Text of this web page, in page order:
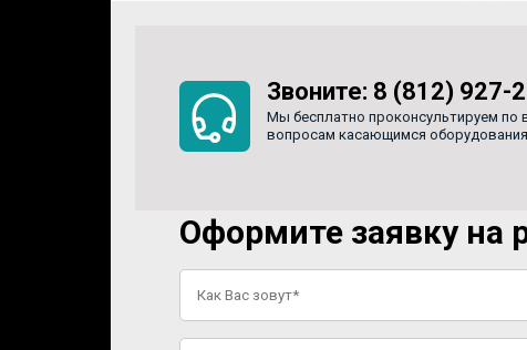
Звоните: 8 (812) 927-
Мы бесплатно проконсультируем по
вопросам касающимся оборудования
Оформите заявку на